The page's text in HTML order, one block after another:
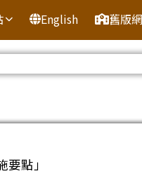
English 舊版
點」